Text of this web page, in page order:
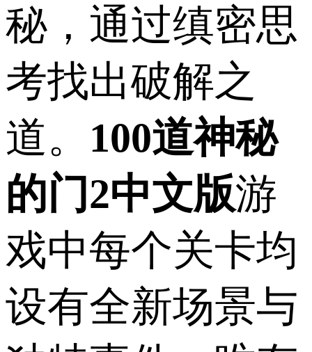
秘，通过缜密思
考找出破解之
道。 100道神秘
的门2中文版游
戏中每个关卡均
设有全新场景与